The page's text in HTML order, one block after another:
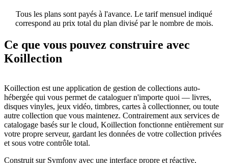
Tous les plans sont payés à l'avance. Le tarif mensuel indiqué
correspond au prix total du plan divisé par le nombre de mois.
Ce que vous pouvez construire avec
Koillection
Koillection est une application de gestion de collections auto-
hébergée qui vous permet de cataloguer n'importe quoi — livres,
disques vinyles, jeux vidéo, timbres, cartes à collectionner, ou toute
autre collection que vous maintenez. Contrairement aux services de
catalogage basés sur le cloud, Koillection fonctionne entièrement sur
votre propre serveur, gardant les données de votre collection privées
et sous votre contrôle total.
Construit sur Symfony avec une interface propre et réactive,